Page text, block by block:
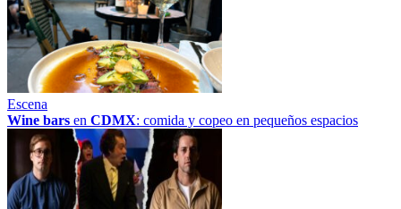
Escena
Wine bars en CDMX: comida y copeo en pequeños espacios